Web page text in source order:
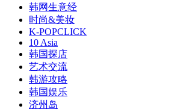
韩网生意经
时尚&美妆
K-POPCLICK
10 Asia
韩国探店
艺术交流
韩游攻略
韩国娱乐
济州岛